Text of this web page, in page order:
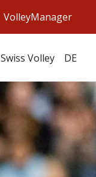
VolleyManager
Swiss Volley DE